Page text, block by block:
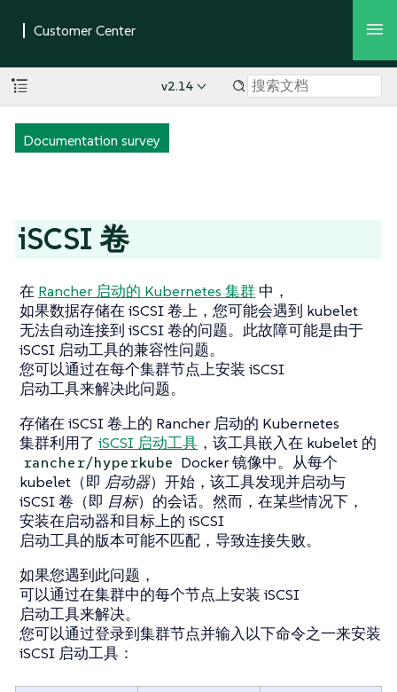
v2.14
Documentation survey
iSCSI 卷
在 Rancher 启动的 Kubernetes 集群 中，
如果数据存储在 iSCSI 卷上，您可能会遇到 kubelet
无法自动连接到 iSCSI 卷的问题。此故障可能是由于
iSCSI 启动工具的兼容性问题。
您可以通过在每个集群节点上安装 iSCSI
启动工具来解决此问题。
存储在 iSCSI 卷上的 Rancher 启动的 Kubernetes
集群利用了 iSCSI 启动工具 ，该工具嵌入在 kubelet 的
rancher/hyperkube Docker 镜像中。从每个
kubelet（即 启动器）开始，该工具发现并启动与
iSCSI 卷（即 目标）的会话。然而，在某些情况下，
安装在启动器和目标上的 iSCSI
启动工具的版本可能不匹配，导致连接失败。
如果您遇到此问题，
可以通过在集群中的每个节点上安装 iSCSI
启动工具来解决。
您可以通过登录到集群节点并输入以下命令之一来安装
iSCSI 启动工具：